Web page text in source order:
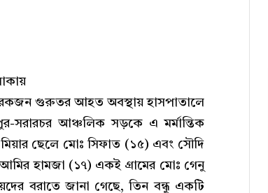
গুরুতর আহত অবস্থায় হাসপাতালে
সরারচর আঞ্চলিক সড়কে এ মর্মান্তিক
ছেলে মোঃ সিফাত (১৫) এবং সৌদি
হামজা (১৭) একই গ্রামের মোঃ গেনু
বরাতে জানা গেছে, তিন বন্ধু একটি